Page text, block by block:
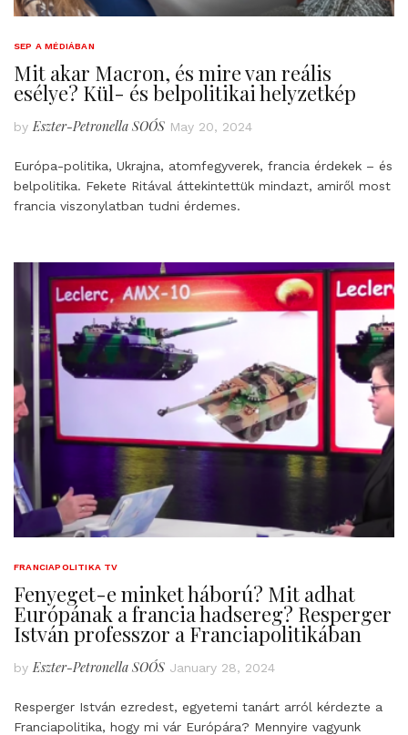
SEP A MÉDIÁBAN
Mit akar Macron, és mire van reális
esélye? Kül- és belpolitikai helyzetkép
by Eszter-Petronella SOÓS May 20, 2024
Európa-politika, Ukrajna, atomfegyverek, francia érdekek – és
belpolitika. Fekete Ritával áttekintettük mindazt, amiről most
francia viszonylatban tudni érdemes.
FRANCIAPOLITIKA TV
Fenyeget-e minket háború? Mit adhat
Európának a francia hadsereg? Resperger
István professzor a Franciapolitikában
by Eszter-Petronella SOÓS January 28, 2024
Resperger István ezredest, egyetemi tanárt arról kérdezte a
Franciapolitika, hogy mi vár Európára? Mennyire vagyunk